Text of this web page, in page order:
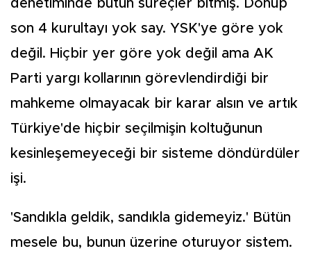
denetiminde bütün süreçler bitmiş. Dönüp
son 4 kurultayı yok say. YSK'ye göre yok
değil. Hiçbir yer göre yok değil ama AK
Parti yargı kollarının görevlendirdiği bir
mahkeme olmayacak bir karar alsın ve artık
Türkiye'de hiçbir seçilmişin koltuğunun
kesinleşemeyeceği bir sisteme döndürdüler
işi.
'Sandıkla geldik, sandıkla gidemeyiz.' Bütün
mesele bu, bunun üzerine oturuyor sistem.